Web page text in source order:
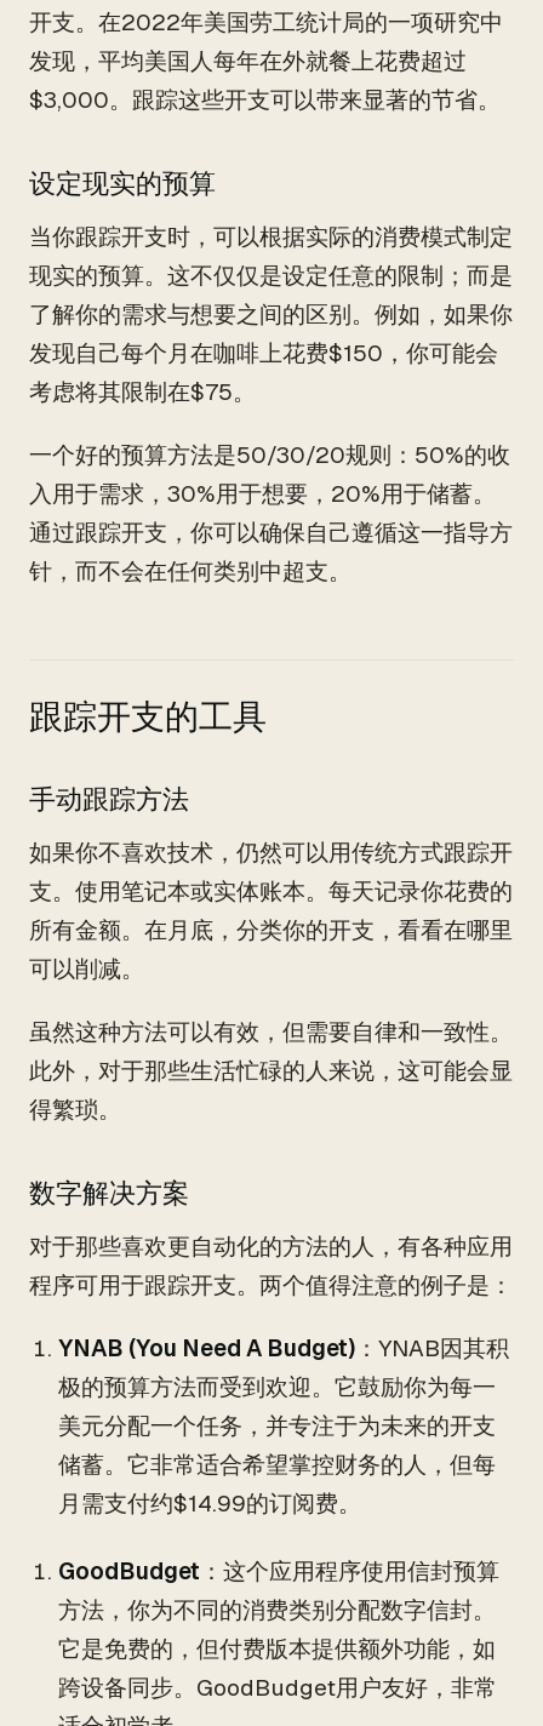
开支。在2022年美国劳工统计局的一项研究中
发现，平均美国人每年在外就餐上花费超过
$3,000。跟踪这些开支可以带来显著的节省。
设定现实的预算
当你跟踪开支时，可以根据实际的消费模式制定
现实的预算。这不仅仅是设定任意的限制；而是
了解你的需求与想要之间的区别。例如，如果你
发现自己每个月在咖啡上花费$150，你可能会
考虑将其限制在$75。
一个好的预算方法是50/30/20规则：50%的收
入用于需求，30%用于想要，20%用于储蓄。
通过跟踪开支，你可以确保自己遵循这一指导方
针，而不会在任何类别中超支。
跟踪开支的工具
手动跟踪方法
如果你不喜欢技术，仍然可以用传统方式跟踪开
支。使用笔记本或实体账本。每天记录你花费的
所有金额。在月底，分类你的开支，看看在哪里
可以削减。
虽然这种方法可以有效，但需要自律和一致性。
此外，对于那些生活忙碌的人来说，这可能会显
得繁琐。
数字解决方案
对于那些喜欢更自动化的方法的人，有各种应用
程序可用于跟踪开支。两个值得注意的例子是：
YNAB (You Need A Budget) ：YNAB因其积
极的预算方法而受到欢迎。它鼓励你为每一
美元分配一个任务，并专注于为未来的开支
储蓄。它非常适合希望掌控财务的人，但每
月需支付约$14.99的订阅费。
GoodBudget ：这个应用程序使用信封预算
方法，你为不同的消费类别分配数字信封。
它是免费的，但付费版本提供额外功能，如
跨设备同步。GoodBudget用户友好，非常